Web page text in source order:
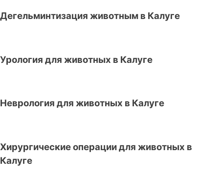
Дегельминтизация животным в Калуге
Урология для животных в Калуге
Неврология для животных в Калуге
Хирургические операции для животных в
Калуге